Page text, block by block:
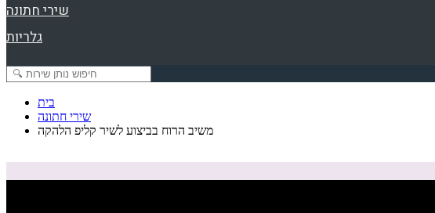
שירי חתונה
גלריות
בית
שירי חתונה
משיב הרוח בביצוע לשיר קליפ הלהקה